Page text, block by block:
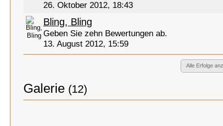
26. Oktober 2012, 18:43
Bling, Bling
Geben Sie zehn Bewertungen ab.
13. August 2012, 15:59
Alle Erfolge
Galerie (12)